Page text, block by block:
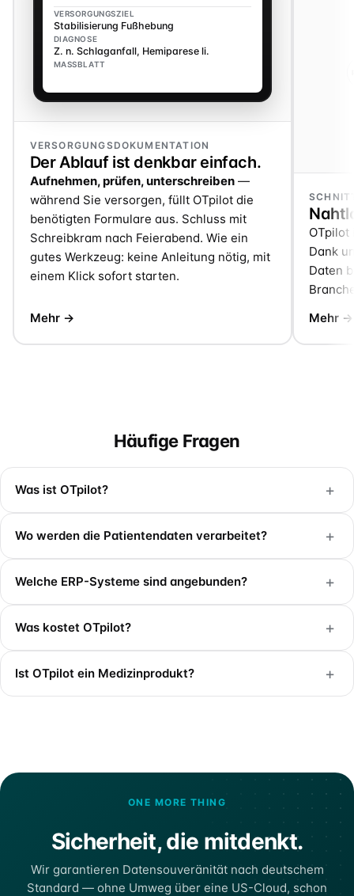
VERSORGUNGSZIEL
Stabilisierung Fußhebung
DIAGNOSE
Z. n. Schlaganfall, Hemiparese li.
MASSBLATT
VERSORGUNGSDOKUMENTATION
Der Ablauf ist denkbar einfach.
Aufnehmen, prüfen, unterschreiben—
während Sie versorgen, füllt OTpilot die
benötigten Formulare aus. Schluss mit
Schreibkram nach Feierabend. Wie ein
gutes Werkzeug: keine Anleitung nötig, mit
einem Klick sofort starten.
Mehr →
Dank
Daten
Mehr →
Häufige Fragen
Was ist OTpilot? +
Wo werden die Patientendaten verarbeitet? +
Welche ERP-Systeme sind angebunden? +
Was kostet OTpilot? +
Ist OTpilot ein Medizinprodukt? +
ONE MORE THING
Sicherheit, die mitdenkt.
Wir garantieren Datensouveränität nach deutschem
Standard — ohne Umweg über eine US-Cloud, schon